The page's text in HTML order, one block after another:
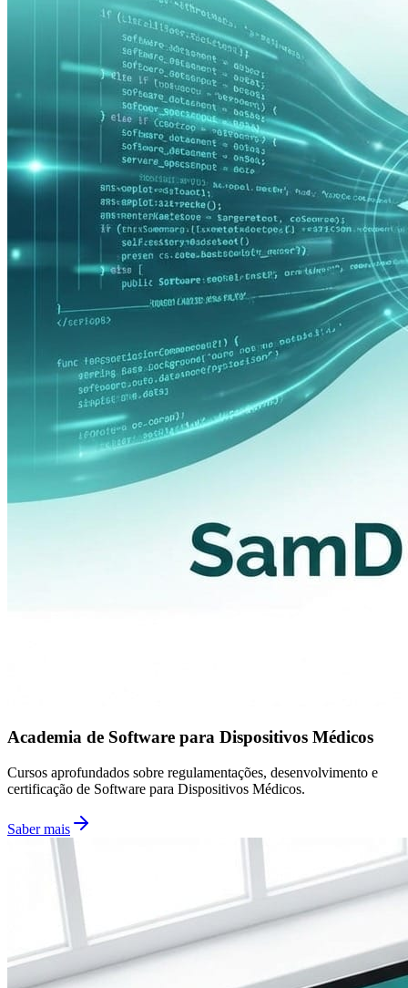
Academia de Software para Dispositivos Médicos
Cursos aprofundados sobre regulamentações, desenvolvimento e
certificação de Software para Dispositivos Médicos.
Saber mais